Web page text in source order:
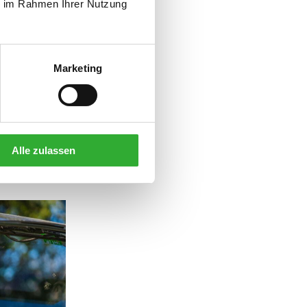
Rahmen Ihrer Nutzung
Marketing
Alle zulassen
für
MÖCHTE.